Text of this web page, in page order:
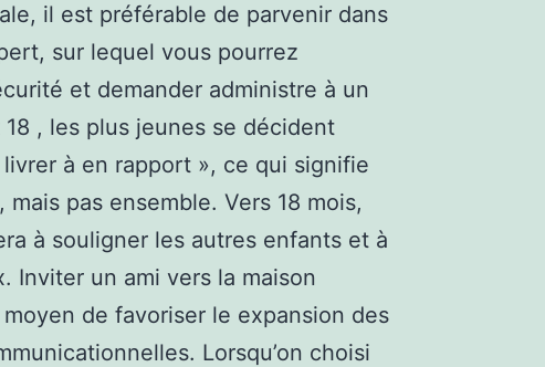
il est préférable de parvenir dans
sur lequel vous pourrez
et demander administre à un
, les plus jeunes se décident
à en rapport », ce qui signifie
pas ensemble. Vers 18 mois,
à souligner les autres enfants et à
Inviter un ami vers la maison
de favoriser le expansion des
Lorsqu’on choisi